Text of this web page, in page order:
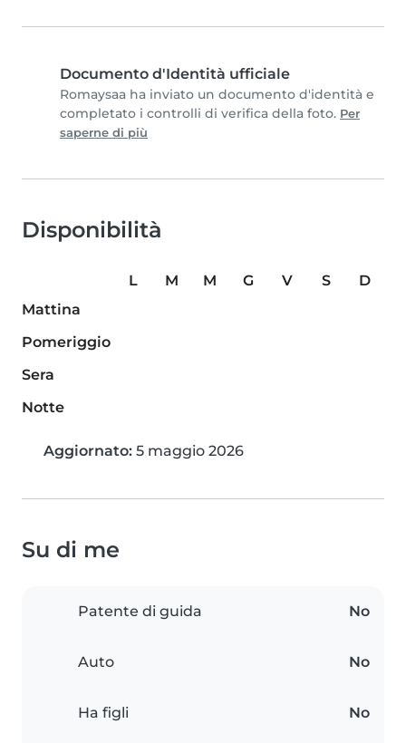
Documento d'Identità ufficiale
Romaysaa ha inviato un documento d'identità e
completato i controlli di verifica della foto. Per
saperne di più
Disponibilità
L M M G V S
D
Mattina
Pomeriggio
Sera
Notte
Aggiornato: 5 maggio 2026
Su di me
Patente di guida No
Auto No
Ha figli No